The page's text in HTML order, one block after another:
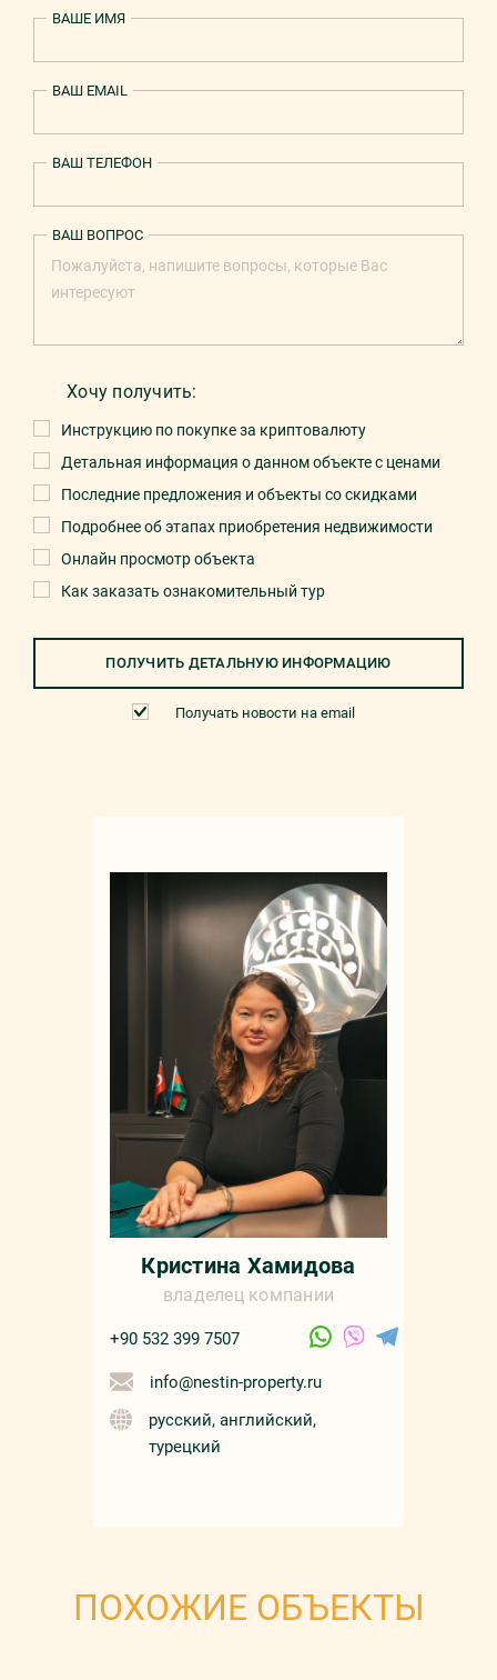
ВАШЕ ИМЯ
ВАШ EMAIL
ВАШ ТЕЛЕФОН
Хочу получить:
Инструкцию по покупке за криптовалюту
Детальная информация о данном объекте с ценами
Последние предложения и объекты со скидками
Подробнее об этапах приобретения недвижимости
Онлайн просмотр объекта
Как заказать ознакомительный тур
ВАШ ВОПРОС
ПОЛУЧИТЬ ДЕТАЛЬНУЮ ИНФОРМАЦИЮ
Получать новости на email
Кристина Хамидова
владелец компании
+90 532 399 7507
info@nestin-property.ru
русский, английский,
турецкий
ПОХОЖИЕ ОБЪЕКТЫ